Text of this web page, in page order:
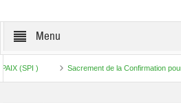
Menu
) Sacrement de la Confirmation pour